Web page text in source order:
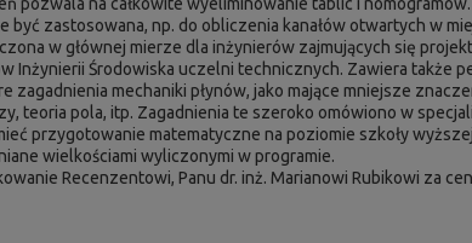
być zastosowana, np. do obliczenia kanałów otwartych w
w głównej mierze dla inżynierów zajmujących się
Inżynierii Środowiska uczelni technicznych. Zawiera
zagadnienia mechaniki płynów, jako mające mniejsze
teoria pola, itp. Zagadnienia te szeroko omówiono w
przygotowanie matematyczne na poziomie szkoły
wielkościami wyliczonymi w programie.
Recenzentowi, Panu dr. inż. Marianowi Rubikowi za